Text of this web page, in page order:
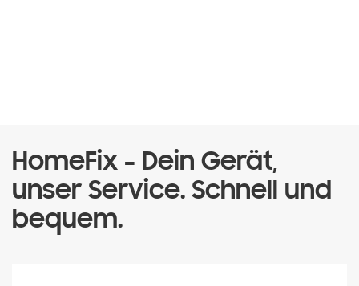
HomeFix - Dein Gerät,
unser Service. Schnell und
bequem.